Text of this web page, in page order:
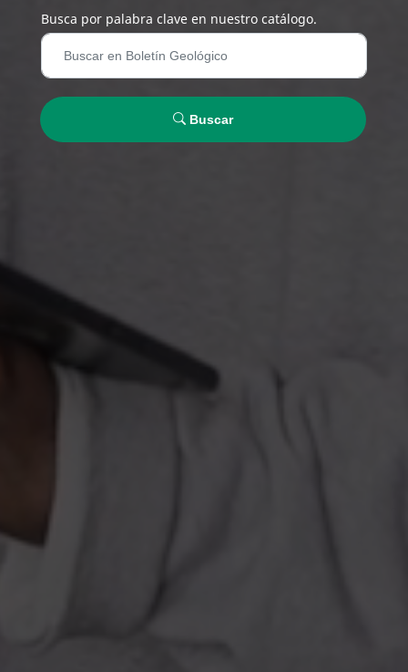
Busca por palabra clave en nuestro catálogo.
Buscar